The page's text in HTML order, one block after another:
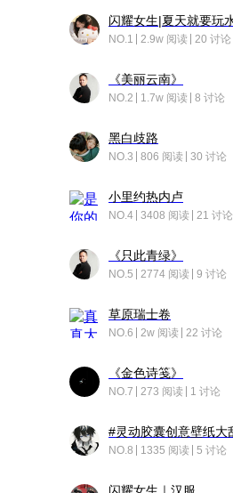
NO.1 2.9w 阅读 20 讨论
《美丽云南》
NO.2 1.7w 阅读 8 讨论
黑白歧路
NO.3 806 阅读 30 讨论
小里约热内卢
NO.4 3408 阅读 21 讨论
《只此青绿》
NO.5 2774 阅读 9 讨论
草原瑞士卷
NO.6 2w 阅读 22 讨论
《金色诗笺》
NO.7 273 阅读 1 讨论
NO.8 1335 阅读 5 讨论